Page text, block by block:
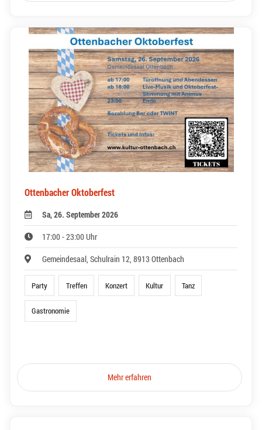
Ottenbacher Oktoberfest
Sa, 26. September 2026
17:00 - 23:00 Uhr
Gemeindesaal, Schulrain 12, 8913 Ottenbach
Party Treffen Konzert Kultur Tanz
Gastronomie
Mehr erfahren